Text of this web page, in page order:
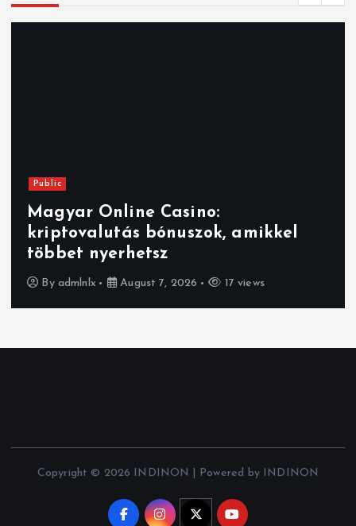
Public
Magyar Online Casino:
kriptovalutás bónuszok, amikkel
többet nyerhetsz
By admlnlx August 7, 2026 17 views
Copyright © 2026 INDINON | Powered by INDINON